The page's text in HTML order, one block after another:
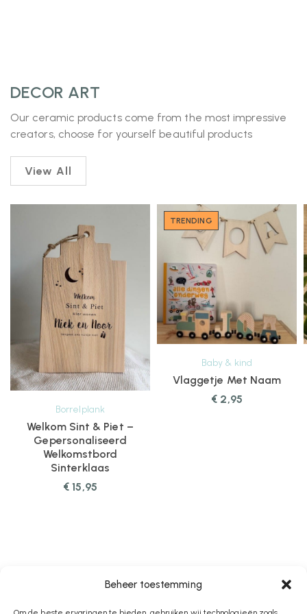
Beheer toestemming
DECOR ART
Our ceramic products come from the most impressive
creators, choose for yourself beautiful products
View All
Borrelplank
Welkom Sint & Piet –
Gepersonaliseerd
Welkomstbord
Sinterklaas
€ 15,95
TRENDING
Baby & kind
Vlaggetje Met Naam
€ 2,95